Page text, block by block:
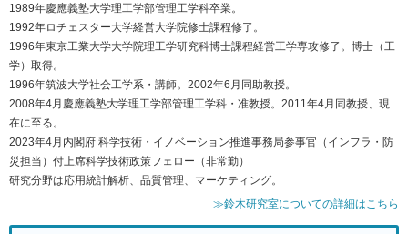
1989年慶應義塾大学理工学部管理工学科卒業。
1992年ロチェスター大学経営大学院修士課程修了。
1996年東京工業大学大学院理工学研究科博士課程経営工学専攻修了。博士（工
学）取得。
1996年筑波大学社会工学系・講師。2002年6月同助教授。
2008年4月慶應義塾大学理工学部管理工学科・准教授。2011年4月同教授、現
在に至る。
2023年4月内閣府 科学技術・イノベーション推進事務局参事官（インフラ・防
災担当）付上席科学技術政策フェロー（非常勤）
研究分野は応用統計解析、品質管理、マーケティング。
≫鈴木研究室についての詳細はこちら